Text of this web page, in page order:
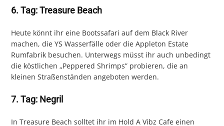
6. Tag: Treasure Beach
Heute könnt ihr eine Bootssafari auf dem Black River
machen, die YS Wasserfälle oder die Appleton Estate
Rumfabrik besuchen. Unterwegs müsst ihr auch unbedingt
die köstlichen „Peppered Shrimps” probieren, die an
kleinen Straßenständen angeboten werden.
7. Tag: Negril
In Treasure Beach solltet ihr im Hold A Vibz Cafe einen